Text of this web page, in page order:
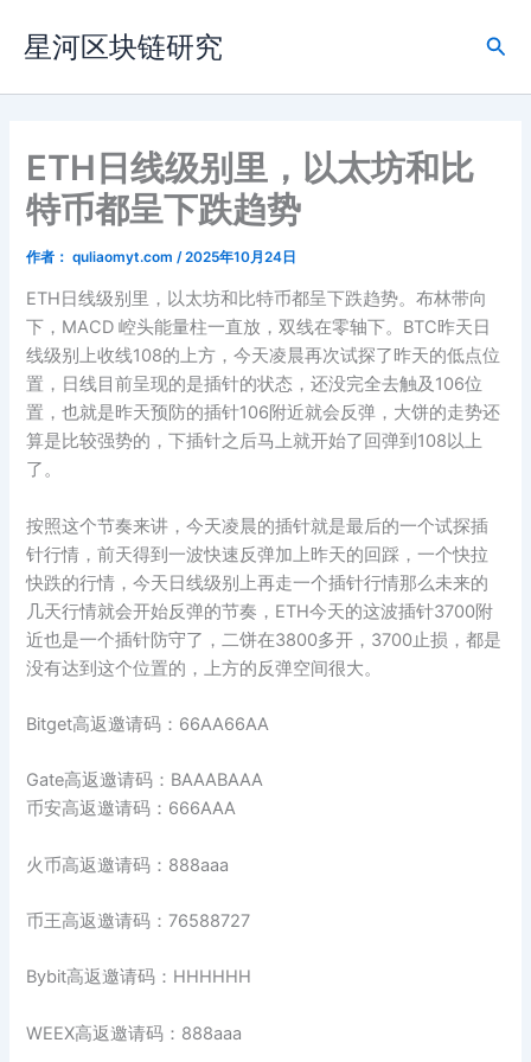
容
星河区块链研究
搜
ETH日线级别里，以太坊和比
特币都呈下跌趋势
作者： quliaomyt.com /2025年10月24日
ETH日线级别里，以太坊和比特币都呈下跌趋势。布林带向
下，MACD 崆头能量柱一直放，双线在零轴下。BTC昨天日
线级别上收线108的上方，今天凌晨再次试探了昨天的低点位
置，日线目前呈现的是插针的状态，还没完全去触及106位
置，也就是昨天预防的插针106附近就会反弹，大饼的走势还
算是比较强势的，下插针之后马上就开始了回弹到108以上
了。
按照这个节奏来讲，今天凌晨的插针就是最后的一个试探插
针行情，前天得到一波快速反弹加上昨天的回踩，一个快拉
快跌的行情，今天日线级别上再走一个插针行情那么未来的
几天行情就会开始反弹的节奏，ETH今天的这波插针3700附
近也是一个插针防守了，二饼在3800多开，3700止损，都是
没有达到这个位置的，上方的反弹空间很大。
Bitget高返邀请码：66AA66AA
Gate高返邀请码：BAAABAAA
币安高返邀请码：666AAA
火币高返邀请码：888aaa
币王高返邀请码：76588727
Bybit高返邀请码：HHHHHH
WEEX高返邀请码：888aaa